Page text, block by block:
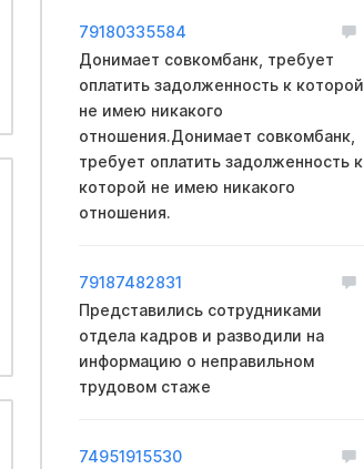
79180335584
Донимает совкомбанк, требует
оплатить задолженность к которой
не имею никакого
отношения.Донимает совкомбанк,
требует оплатить задолженность к
которой не имею никакого
отношения.
79187482831
Представились сотрудниками
отдела кадров и разводили на
информацию о неправильном
трудовом стаже
74951915530